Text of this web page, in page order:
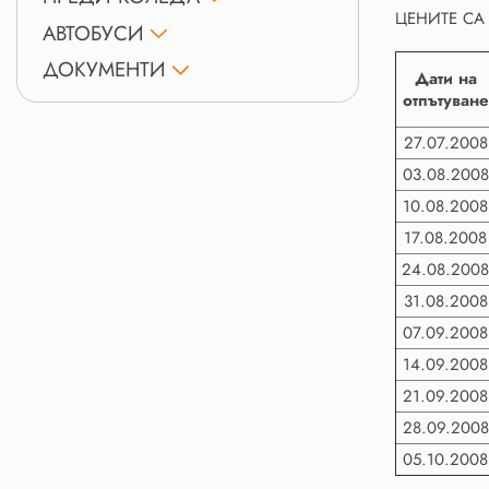
АВТОБУСИ
ДОКУМЕНТИ
ЦЕНИТЕ СА
Дати на
отпътуване
27.07.2008
03.08.2008
10.08.2008
17.08.2008
24.08.2008
31.08.2008
07.09.2008
14.09.2008
21.09.2008
28.09.2008
05.10.2008